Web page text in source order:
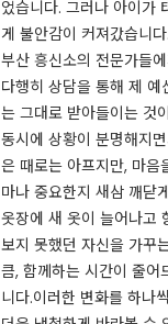
었습니다. 그러나 아이가
게 불안감이 커져갔습니
부산 흥신소의 전문가들
다행히 상담을 통해 제
는 그대로 받아들이는 것
동시에 상황이 분명해지
은 때로는 아프지만, 마음
마나 중요한지 새삼 깨닫
옷장에 새 옷이 늘어나고
보지 못했던 자신을 가꾸
큼, 함께하는 시간이 줄
니다.​이러한 변화를 하나